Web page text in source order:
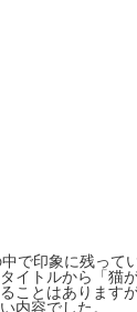
で印象に残って
イトルから「猫
ことはあります
内容でした。